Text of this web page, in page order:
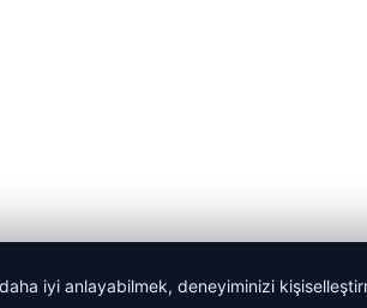
daha iyi anlayabilmek, deneyiminizi